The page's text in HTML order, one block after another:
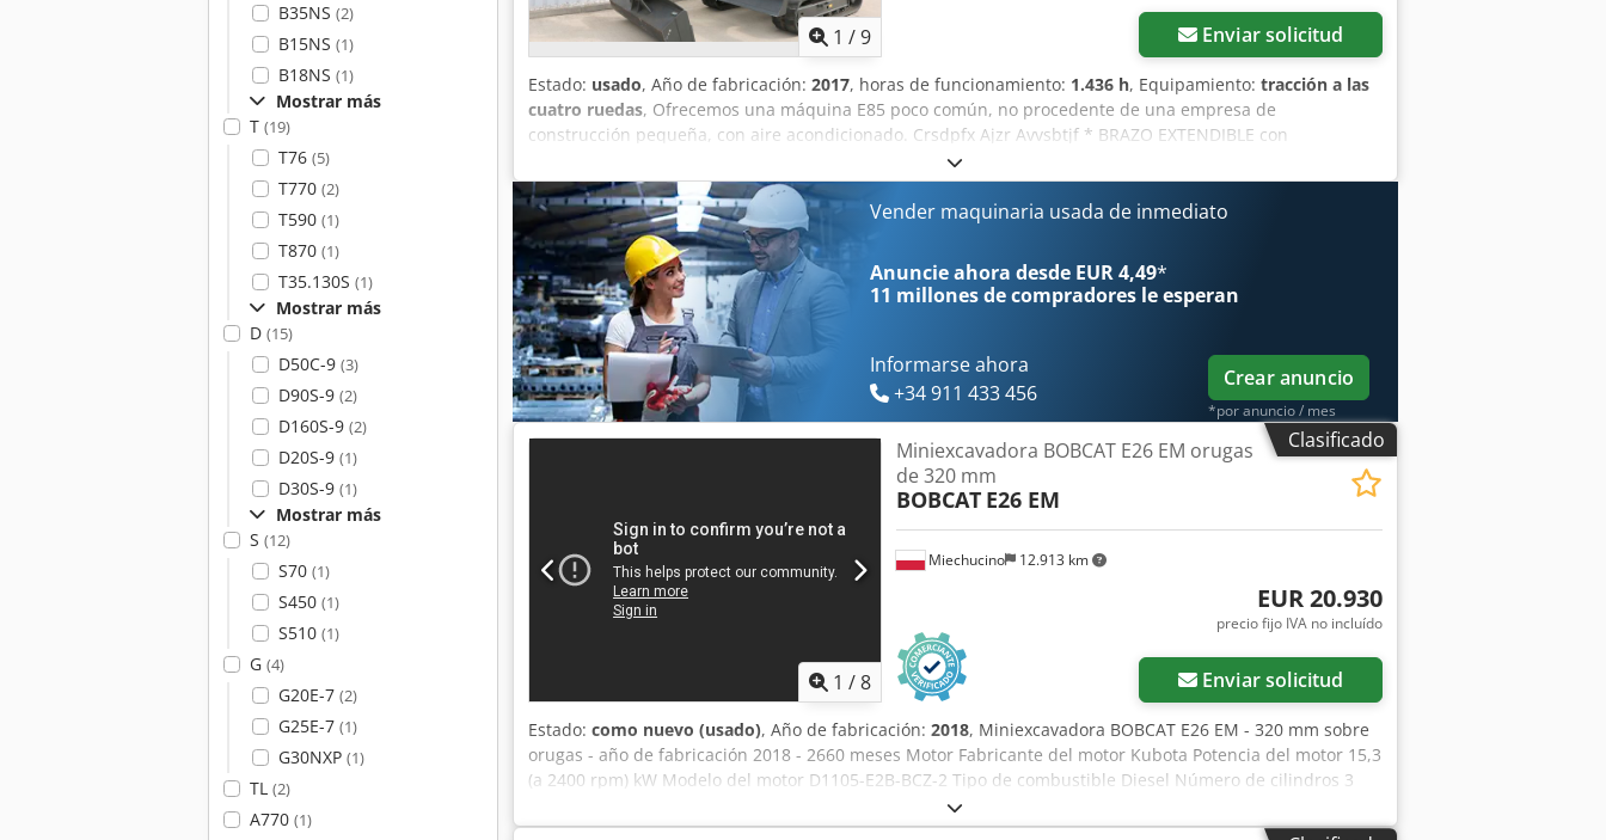
B35NS (2)
B15NS (1)
B18NS (1)
Mostrar más
T (19)
T76 (5)
T770 (2)
T590 (1)
T870 (1)
T35.130S (1)
Mostrar más
D (15)
D50C-9 (3)
D90S-9 (2)
D160S-9 (2)
D20S-9 (1)
D30S-9 (1)
Mostrar más
S (12)
S70 (1)
S450 (1)
S510 (1)
G (4)
G20E-7 (2)
G25E-7 (1)
G30NXP (1)
TL (2)
A770 (1)
1 /9 Enviar solicitud
Estado: usado, Año de fabricación: 2017, horas de funcionamiento: 1.436 h, Equipamiento: tracción a las
cuatro ruedas, Ofrecemos una máquina E85 poco común, no procedente de una empresa de
construcción pequeña, con aire acondicionado. Crsdpfx Ajzr Avvsbtjf * BRAZO EXTENDIBLE con
PINZA/DEDO * Pala hidráulica para excavación, disponible como opción, en stock con un precio adicional
justo. * Procedente de una empresa de construcción pequeña. * Modelo para el mercado alemán. * Solo
1350 horas de funcionamiento. * Orugas de goma. * Revisión general en 2025 en BOBCAT. * Motor diésel
de 44 kW, fabricante Yanmar. * Tuberías para herramientas adicionales. * Sistema de cambio rápido. *
Faros adicionales. * Estado de conservación excelente. ----Somos un taller especializado en vehículos y
maquinaria de construcción. Ofrecemos una cotización sin compromiso, financiación, aceptación de
vehículos usados como parte del pago y la posibilidad de alquilar con opción a compra de vehículos de
todo tipo.----
Vender maquinaria usada de inmediato
Anuncie ahora desde EUR 4,49*
11 millones de compradores le esperan
Informarse ahora
+34 911 433 456
Crear anuncio
*por anuncio / mes
Clasificado
1 /8
Miechucino 12.913 km
Miniexcavadora BOBCAT E26 EM orugas
de 320 mm
BOBCAT E26 EM
EUR 20.930
precio fijo IVA no incluído
Enviar solicitud
Estado: como nuevo (usado), Año de fabricación: 2018, Miniexcavadora BOBCAT E26 EM - 320 mm sobre
orugas - año de fabricación 2018 - 2660 meses Motor Fabricante del motor Kubota Potencia del motor 15,3
(a 2400 rpm) kW Modelo del motor D1105-E2B-BCZ-2 Tipo de combustible Diesel Número de cilindros 3
Cilindrada 1,123 litros Par motor 71,2 Nm Agua de refrigeración Dimensiones Altura total 2357 mm Altura
libre al suelo 532 mm Anchura (mín./máx. en función del ancho de vía) 1398 mm 320 mm de ancho de vía